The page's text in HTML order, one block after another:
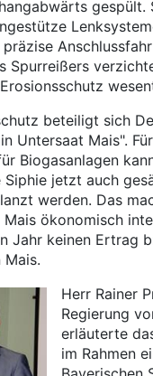
gespült.
Spurreißers
beteiligt sich
Untersaat Mais".
Biogasanlagen
Siphie jetzt auch
werden. Das
ökonomisch
Jahr keinen Ertrag
Herr Rainer
Regierung
erläuterte
im Rahmen